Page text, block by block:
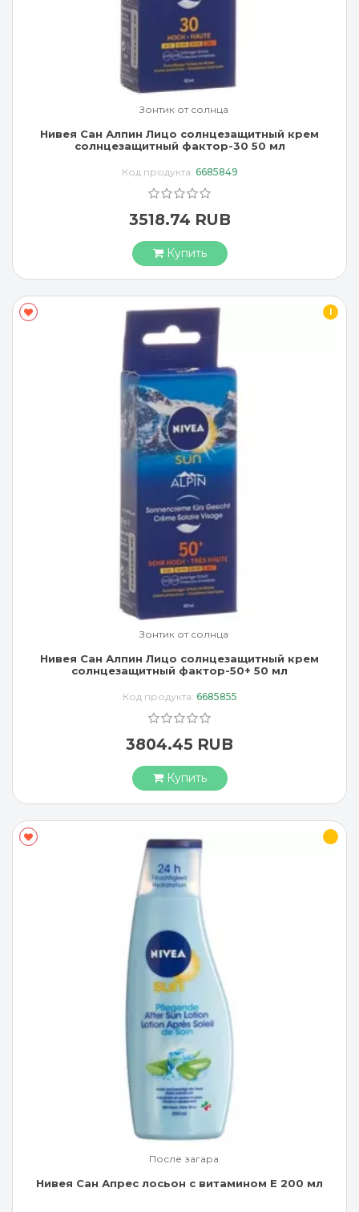
Зонтик от солнца
Нивея Сан Алпин Лицо солнцезащитный крем
солнцезащитный фактор-30 50 мл
Код продукта: 6685849
3518.74 RUB
Купить
I
Зонтик от солнца
Нивея Сан Алпин Лицо солнцезащитный крем
солнцезащитный фактор-50+ 50 мл
Код продукта: 6685855
3804.45 RUB
Купить
После загара
Нивея Сан Апрес лосьон с витамином Е 200 мл